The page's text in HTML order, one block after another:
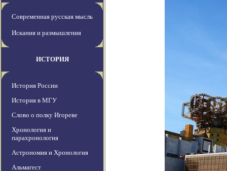
Современная русская мысль
Искания и размышления
ИСТОРИЯ
История России
История в МГУ
Слово о полку Игореве
Хронология и
парахронология
Астрономия и Хронология
Альмагест